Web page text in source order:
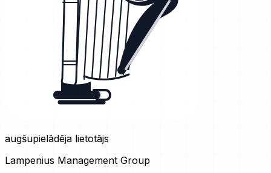
augšupielādēja lietotājs
Lampenius Management Group